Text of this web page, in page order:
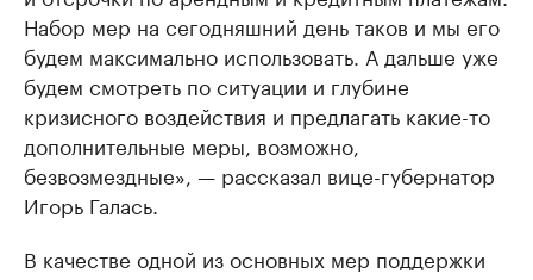
Набор мер на сегодняшний день таков и мы его
будем максимально использовать. А дальше уже
будем смотреть по ситуации и глубине
кризисного воздействия и предлагать какие-то
дополнительные меры, возможно,
безвозмездные», — рассказал вице-губернатор
Игорь Галась.
В качестве одной из основных мер поддержки